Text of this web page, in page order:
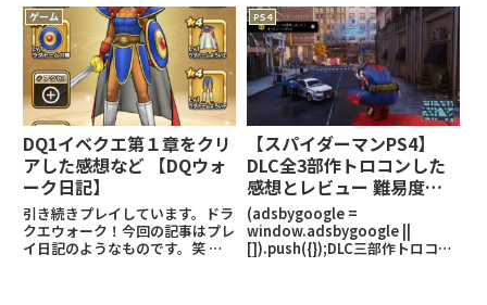
(adsbygoogle =
window.adsbygoogle ||
[]).push({});イベントまとめリエ
ーニエ
が含まれている可能性がありま
す。『サイコブレイク』関連の記
事はこちら！ (adsbygoogle =
window.ad
ゲーム
DQ1イベクエ第１章をクリ
アした感想など 【DQウォ
ーク日記】
引き続きプレイしています。ドラ
クエウォーク！今回の記事はプレ
イ日記のようなものです。笑 前
PS4
【スパイダーマンPS4】
DLC全3部作トロコンした
感想とレビュー 難易度
は？
(adsbygoogle =
window.adsbygoogle ||
[]).push({});DLC三部作トロコン